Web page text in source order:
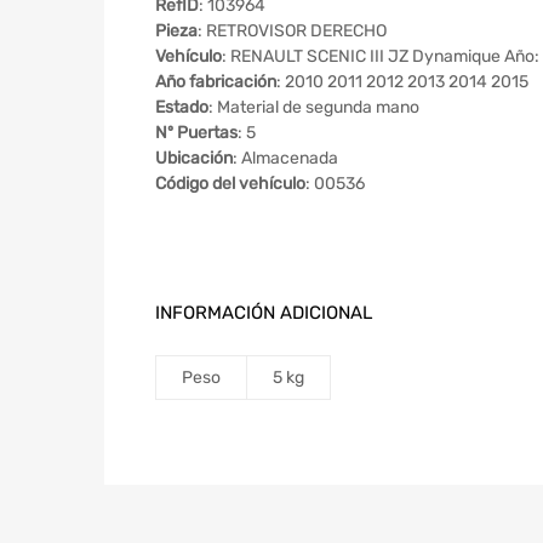
RefID: 103964
Pieza: RETROVISOR DERECHO
Vehículo: RENAULT SCENIC III JZ Dynamique Año:
Año fabricación: 2010 2011 2012 2013 2014 2015
Estado: Material de segunda mano
Nº Puertas: 5
Ubicación: Almacenada
Código del vehículo: 00536
INFORMACIÓN ADICIONAL
Peso 5 kg